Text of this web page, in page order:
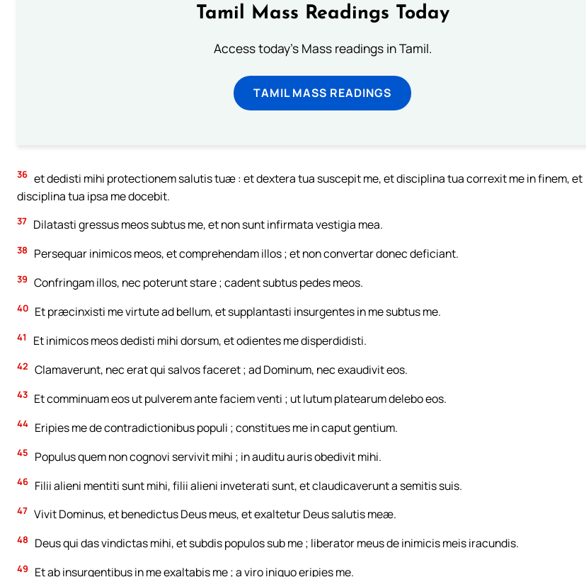
Tamil Mass Readings Today
Access today's Mass readings in Tamil.
TAMIL MASS READINGS
36 et dedisti mihi protectionem salutis tuæ : et dextera tua suscepit me, et disciplina tua correxit me in finem, et
disciplina tua ipsa me docebit.
37 Dilatasti gressus meos subtus me, et non sunt infirmata vestigia mea.
38 Persequar inimicos meos, et comprehendam illos ; et non convertar donec deficiant.
39 Confringam illos, nec poterunt stare ; cadent subtus pedes meos.
40 Et præcinxisti me virtute ad bellum, et supplantasti insurgentes in me subtus me.
41 Et inimicos meos dedisti mihi dorsum, et odientes me disperdidisti.
42 Clamaverunt, nec erat qui salvos faceret ; ad Dominum, nec exaudivit eos.
43 Et comminuam eos ut pulverem ante faciem venti ; ut lutum platearum delebo eos.
44 Eripies me de contradictionibus populi ; constitues me in caput gentium.
45 Populus quem non cognovi servivit mihi ; in auditu auris obedivit mihi.
46 Filii alieni mentiti sunt mihi, filii alieni inveterati sunt, et claudicaverunt a semitis suis.
47 Vivit Dominus, et benedictus Deus meus, et exaltetur Deus salutis meæ.
48 Deus qui das vindictas mihi, et subdis populos sub me ; liberator meus de inimicis meis iracundis.
49 Et ab insurgentibus in me exaltabis me ; a viro iniquo eripies me.